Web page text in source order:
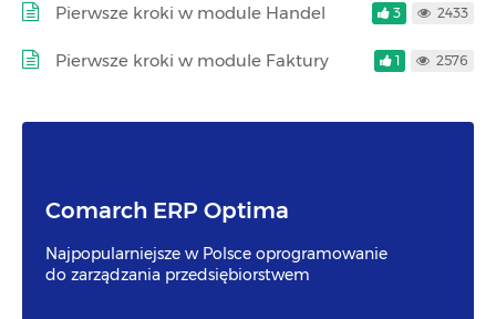
Pierwsze kroki w module Handel 3 2433
Pierwsze kroki w module Faktury 1 2576
Comarch ERP Optima
Najpopularniejsze w Polsce oprogramowanie
do zarządzania przedsiębiorstwem